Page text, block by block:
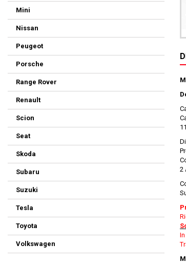
Mini
Nissan
Peugeot
Porsche
Range Rover
Renault
Scion
Seat
Skoda
Subaru
Suzuki
Tesla
Toyota
Volkswagen
2